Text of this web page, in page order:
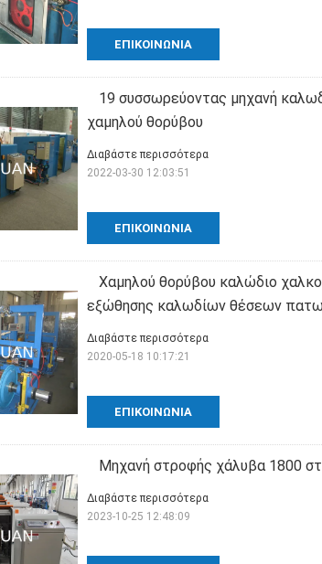
ΕΠΙΚΟΙΝΩΝΊΑ
19 συσσωρεύοντας μηχανή
χαμηλού θορύβου
ΕΠΙΚΟΙΝΩΝΊΑ
Διαβάστε περισσότερα
2022-03-30 12:03:51
Χαμηλού θορύβου καλώδιο
εξώθησης καλωδίων θέσεων
ΕΠΙΚΟΙΝΩΝΊΑ
Διαβάστε περισσότερα
2020-05-18 10:17:21
Μηχανή στροφής χάλυβα 1800
Διαβάστε περισσότερα
2023-10-25 12:48:09